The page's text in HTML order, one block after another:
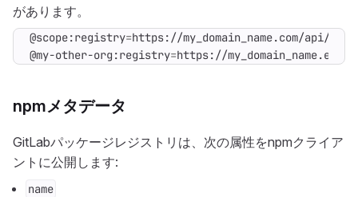
があります。
@scope:registry=
@my-other-org:registry=https://
npmメタデータ
GitLabパッケージレジストリは、次の属性をnpmクライア
ントに公開します:
name